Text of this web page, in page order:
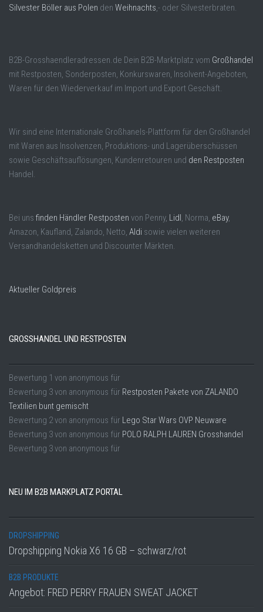
Silvester Böller aus Polen den Weihnachts,- oder Silvesterbraten.
B2B-Grosshaendleradressen.de Dein B2B-Marktplatz vom Großhandel
mit Restposten, Sonderposten, Konkurswaren, Insolvent-Angeboten,
Waren für den Wiederverkauf im Import und Export Geschäft.
Wir sind eine Internationale Großhanels-Plattform für den Großhandel
mit Waren aus Insolvenzen, Produktions- und Lagerüberschüssen
sowie Geschäftsauflösungen, Kundenretouren und den Restposten
Handel.
Bei uns finden Händler Restposten von Penny, Lidl, Norma, eBay,
Amazon, Kaufland, Zalando, Netto, Aldi sowie vielen weiteren
Versandhandelsketten und Discounter Märkten.
Aktueller Goldpreis
GROSSHANDEL UND RESTPOSTEN
Bewertung 1 von anonymous für
Bewertung 3von anonymous für Restposten Pakete von ZALANDO
Textilien bunt gemischt
Bewertung 2von anonymous für Lego Star Wars OVP Neuware
Bewertung 3von anonymous für POLO RALPH LAUREN Grosshandel
Bewertung 3von anonymous für
NEU IM B2B MARKPLATZ PORTAL
DROPSHIPPING
Dropshipping Nokia X6 16 GB – schwarz/rot
B2B PRODUKTE
Angebot: FRED PERRY FRAUEN SWEAT JACKET